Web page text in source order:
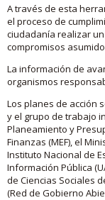
A través de esta
el proceso de
ciudadanía realizar
compromisos
La información de
organismos
Los planes de acción
y el grupo de trabajo
Planeamiento y
Finanzas (MEF), el
Instituto Nacional de
Información Pública
de Ciencias Sociales
(Red de Gobierno